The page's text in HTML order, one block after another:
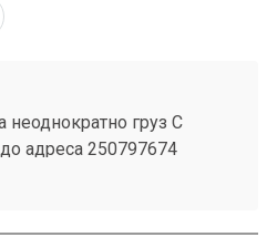
неоднократно груз С
адреса 250797674